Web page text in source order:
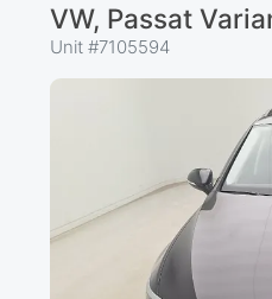
VW, Passat
Unit #7105594